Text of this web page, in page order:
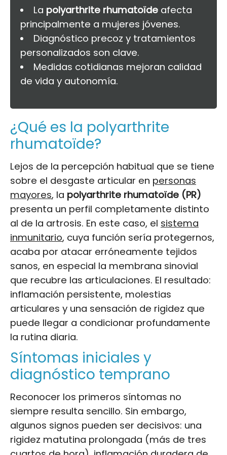
La polyarthrite rhumatoïdeafecta
principalmente a mujeres jóvenes.
Diagnóstico precoz y tratamientos
personalizados son clave.
Medidas cotidianas mejoran calidad
de vida y autonomía.
¿Qué es la polyarthrite
rhumatoïde?
Lejos de la percepción habitual que se tiene
sobre el desgaste articular en personas
mayores, la polyarthrite rhumatoïde (PR)
presenta un perfil completamente distinto
al de la artrosis. En este caso, el sistema
inmunitario, cuya función sería protegernos,
acaba por atacar erróneamente tejidos
sanos, en especial la membrana sinovial
que recubre las articulaciones. El resultado:
inflamación persistente, molestias
articulares y una sensación de rigidez que
puede llegar a condicionar profundamente
la rutina diaria.
Síntomas iniciales y
diagnóstico temprano
Reconocer los primeros síntomas no
siempre resulta sencillo. Sin embargo,
algunos signos pueden ser decisivos: una
rigidez matutina prolongada (más de tres